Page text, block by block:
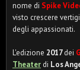
nome di Spike
visto crescere
degli appassionati.
L'edizione 2017dei
Theater di Los